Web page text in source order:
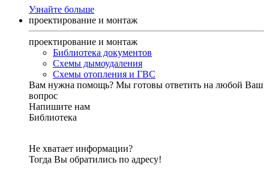
Узнайте больше
проектирование и монтаж
проектирование и монтаж
Библиотека документов
Схемы дымоудаления
Схемы отопления и ГВС
Вам нужна помощь? Мы готовы ответить на любой Ваш
вопрос
Напишите нам
Библиотека
Не хватает информации?
Тогда Вы обратились по адресу!